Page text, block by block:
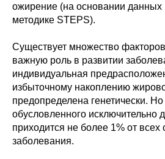
ожирение (на основании
методике STEPS).
Существует множество
важную роль в развитии
индивидуальная
избыточному накоплению
предопределена генетически.
обусловленного исключительно
приходится не более 1% от всех
заболевания.